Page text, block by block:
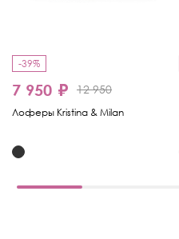
-39%
7 950 ₽ 12 950
Лоферы Kristina & Milan